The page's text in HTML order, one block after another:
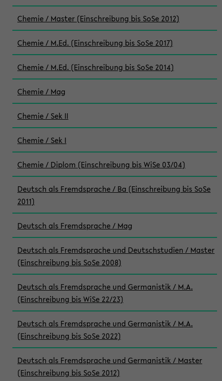
Chemie / Master (Einschreibung bis SoSe 2012)
Chemie / M.Ed. (Einschreibung bis SoSe 2017)
Chemie / M.Ed. (Einschreibung bis SoSe 2014)
Chemie / Mag
Chemie / Sek II
Chemie / Sek I
Chemie / Diplom (Einschreibung bis WiSe 03/04)
Deutsch als Fremdsprache / Ba (Einschreibung bis SoSe
2011)
Deutsch als Fremdsprache / Mag
Deutsch als Fremdsprache und Deutschstudien / Master
(Einschreibung bis SoSe 2008)
Deutsch als Fremdsprache und Germanistik / M.A.
(Einschreibung bis WiSe 22/23)
Deutsch als Fremdsprache und Germanistik / M.A.
(Einschreibung bis SoSe 2022)
Deutsch als Fremdsprache und Germanistik / Master
(Einschreibung bis SoSe 2012)